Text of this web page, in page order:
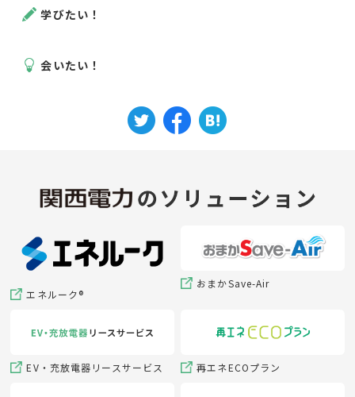
学びたい！
会いたい！
エネルーク®
おまかSave-Air
EV・充放電器リースサービス 再エネECOプラン